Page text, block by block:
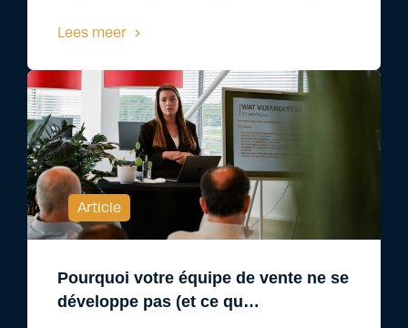
Lees meer
Article
Pourquoi votre équipe de vente ne se
développe pas (et ce qu…